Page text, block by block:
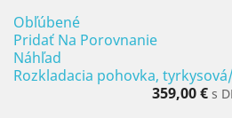
Obľúbené
Pridať Na Porovnanie
Náhľad
Rozkladacia pohovka,
359,00 € s